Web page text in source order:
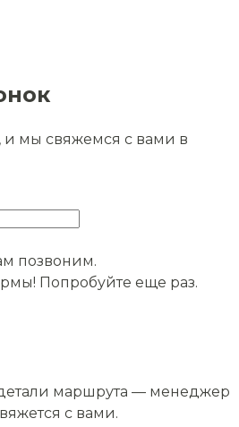
и мы свяжемся с вами в
позвоним.
Попробуйте еще раз.
маршрута — менеджер
с вами.